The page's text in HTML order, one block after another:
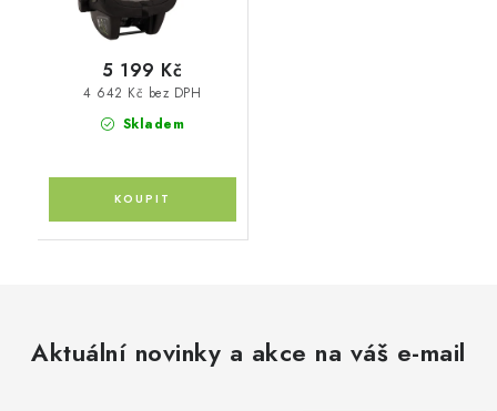
Skladem
4 642 Kč bez DPH
5 199 Kč
Aktuální novinky a akce na váš e-mail